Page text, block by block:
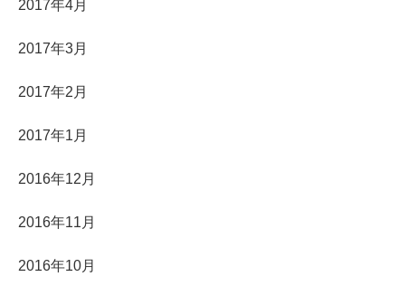
2017年4月
2017年3月
2017年2月
2017年1月
2016年12月
2016年11月
2016年10月